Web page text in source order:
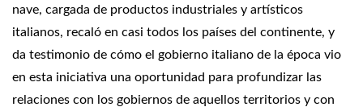
nave, cargada de productos industriales y artísticos
italianos, recaló en casi todos los países del continente, y
da testimonio de cómo el gobierno italiano de la época vio
en esta iniciativa una oportunidad para profundizar las
relaciones con los gobiernos de aquellos territorios y con